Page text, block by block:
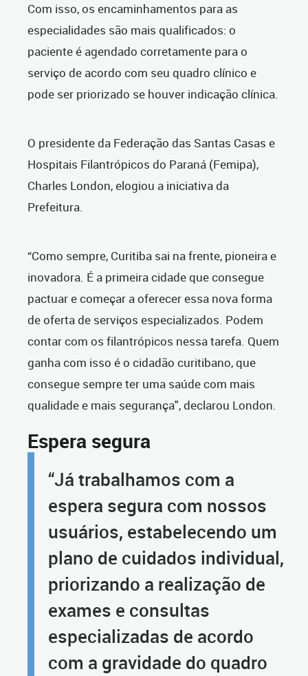
Com isso, os encaminhamentos para as
especialidades são mais qualificados: o
paciente é agendado corretamente para o
serviço de acordo com seu quadro clínico e
pode ser priorizado se houver indicação clínica.
O presidente da Federação das Santas Casas e
Hospitais Filantrópicos do Paraná (Femipa),
Charles London, elogiou a iniciativa da
Prefeitura.
“Como sempre, Curitiba sai na frente, pioneira e
inovadora. É a primeira cidade que consegue
pactuar e começar a oferecer essa nova forma
de oferta de serviços especializados. Podem
contar com os filantrópicos nessa tarefa. Quem
ganha com isso é o cidadão curitibano, que
consegue sempre ter uma saúde com mais
qualidade e mais segurança", declarou London.
Espera segura
“Já trabalhamos com a
espera segura com nossos
usuários, estabelecendo um
plano de cuidados individual,
priorizando a realização de
exames e consultas
especializadas de acordo
com a gravidade do quadro